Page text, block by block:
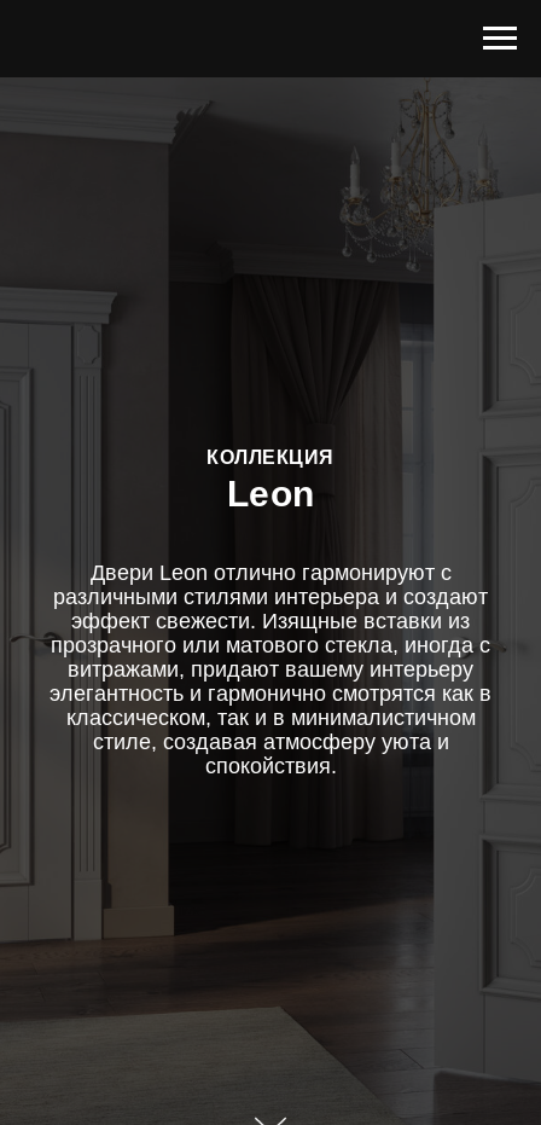
КОЛЛЕКЦИЯ
Leon
Двери Leon отлично гармонируют с
различными стилями интерьера и создают
эффект свежести. Изящные вставки из
прозрачного или матового стекла, иногда с
витражами, придают вашему интерьеру
элегантность и гармонично смотрятся как в
классическом, так и в минималистичном
стиле, создавая атмосферу уюта и
спокойствия.